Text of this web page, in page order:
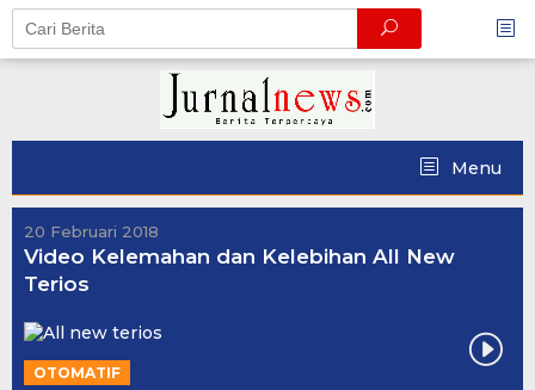
Skip
content
Menu
20 Februari 2018
Video Kelemahan dan Kelebihan All New
Terios
OTOMATIF